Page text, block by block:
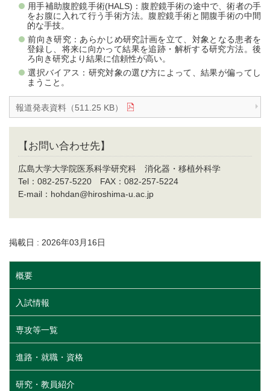
用手補助腹腔鏡手術(HALS)：腹腔鏡手術の途中で、術者の手
をお腹に入れて行う手術方法。腹腔鏡手術と開腹手術の中間
的な手技。
前向き研究：あらかじめ研究計画を立て、対象となる患者を
登録し、将来に向かって結果を追跡・解析する研究方法。後
ろ向き研究より結果に信頼性が高い。
選択バイアス：研究対象の選び方によって、結果が偏ってし
まうこと。
報道発表資料（511.25 KB）
【お問い合わせ先】
広島大学大学院医系科学研究科 消化器・移植外科学
Tel：082-257-5220 FAX：082-257-5224
E-mail：hohdan@hiroshima-u.ac.jp
掲載日 : 2026年03月16日
概要
入試情報
専攻等一覧
進路・就職・資格
研究・教員紹介